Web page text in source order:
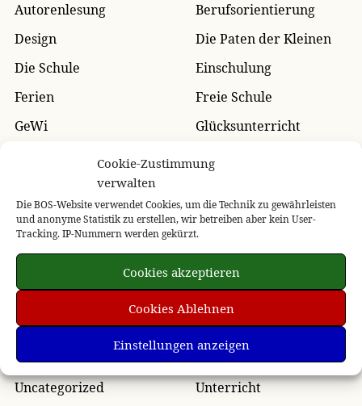
Cookie-Zustimmung
verwalten
Die BOS-Website verwendet Cookies, um die Technik zu gewährleisten
und anonyme Statistik zu erstellen, wir betreiben aber kein User-
Tracking. IP-Nummern werden gekürzt.
Cookies akzeptieren
Cookies Ablehnen
Einstellungen anzeigen
Autorenlesung
Berufsorientierung
Design
Die Paten der Kleinen
Die Schule
Einschulung
Ferien
Freie Schule
GeWi
Glücksunterricht
Party
Praktika
Projekttage
Schulanfang
Schulhofbegrünung
Schulübernachtung
Schulverschönerung
Sommerfest
Sport
Tag der offenen Tür
Uncategorized
Unterricht